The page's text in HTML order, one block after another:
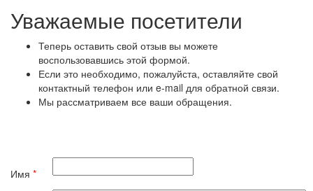
Уважаемые посетители
Теперь оставить свой отзыв вы можете
воспользовавшись этой формой.
Если это необходимо, пожалуйста, оставляйте свой
контактный телефон или e-mail для обратной связи.
Мы рассматриваем все ваши обращения.
Имя *